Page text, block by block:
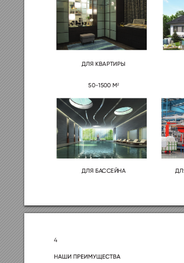


